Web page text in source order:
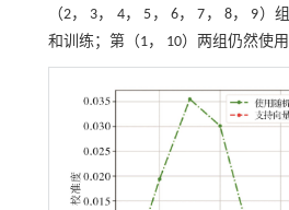
（2， 3， 4， 5， 6， 7， 8， 9）
和训练；第（1， 10）两组仍然使